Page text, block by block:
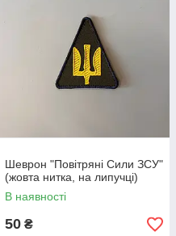
Шеврон "Повітряні Сили ЗСУ"
(жовта нитка, на липучці)
В наявності
50 ₴